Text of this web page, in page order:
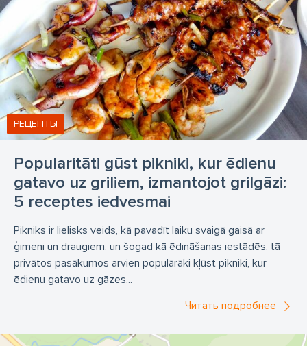
Popularitāti gūst pikniki, kur ēdienu
gatavo uz griliem, izmantojot grilgāzi:
5 receptes iedvesmai
РЕЦЕПТЫ
Pikniks ir lielisks veids, kā pavadīt laiku svaigā gaisā ar
ģimeni un draugiem, un šogad kā ēdināšanas iestādēs, tā
privātos pasākumos arvien populārāki kļūst pikniki, kur
ēdienu gatavo uz gāzes...
Читать подробнее